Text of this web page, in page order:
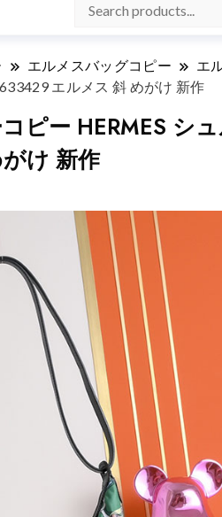
エルメスバッグコピー エ
エルメス 斜 めがけ 新作
ピー HERMES シ
け 新作